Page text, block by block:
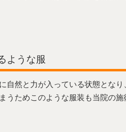
ような服
自然と力が入っている状態となり
うためこのような服装も当院の施